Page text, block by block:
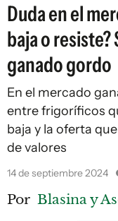
Duda en el
baja o
ganado gordo
En el mercado
entre frigoríficos
baja y la oferta
de valores
14 de septiembre 2024
Por Blasina y